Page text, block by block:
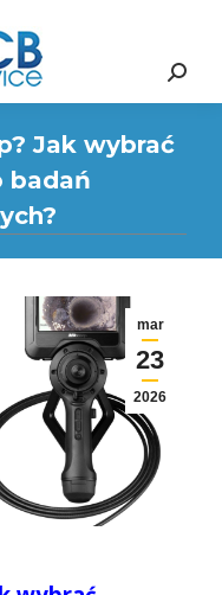
Search:
Jak wybrać
badań
mar
23
2026